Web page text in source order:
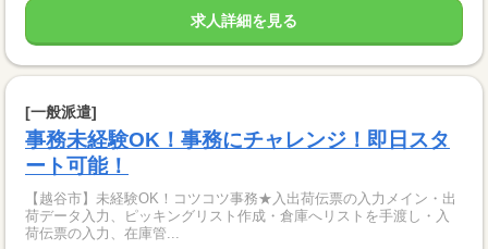
求人詳細を見る
[一般派遣]
事務未経験OK！事務にチャレンジ！即日スタ
ート可能！
【越谷市】未経験OK！コツコツ事務★入出荷伝票の入力メイン・出
荷データ入力、ピッキングリスト作成・倉庫へリストを手渡し・入
荷伝票の入力、在庫管...